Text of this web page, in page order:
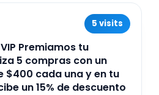
5 visits
Premiamos tu
5 compras con un
$400 cada una y en tu
un 15% de descuento